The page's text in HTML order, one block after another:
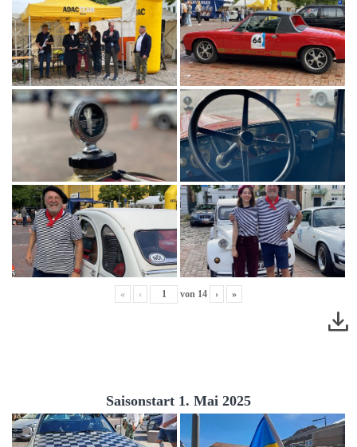
« ‹ von 14 › »
Saisonstart 1. Mai 2025